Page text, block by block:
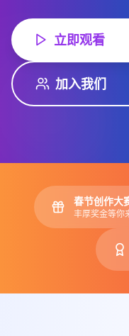
立即观看
加入我们
春节创作大
丰厚奖金等你